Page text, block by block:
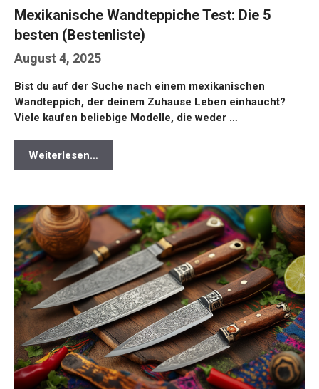
August 4, 2025
Mexikanische Wandteppiche Test: Die 5
besten (Bestenliste)
Bist du auf der Suche nach einem mexikanischen
Wandteppich, der deinem Zuhause Leben einhaucht?
Viele kaufen beliebige Modelle, die weder …
Weiterlesen…